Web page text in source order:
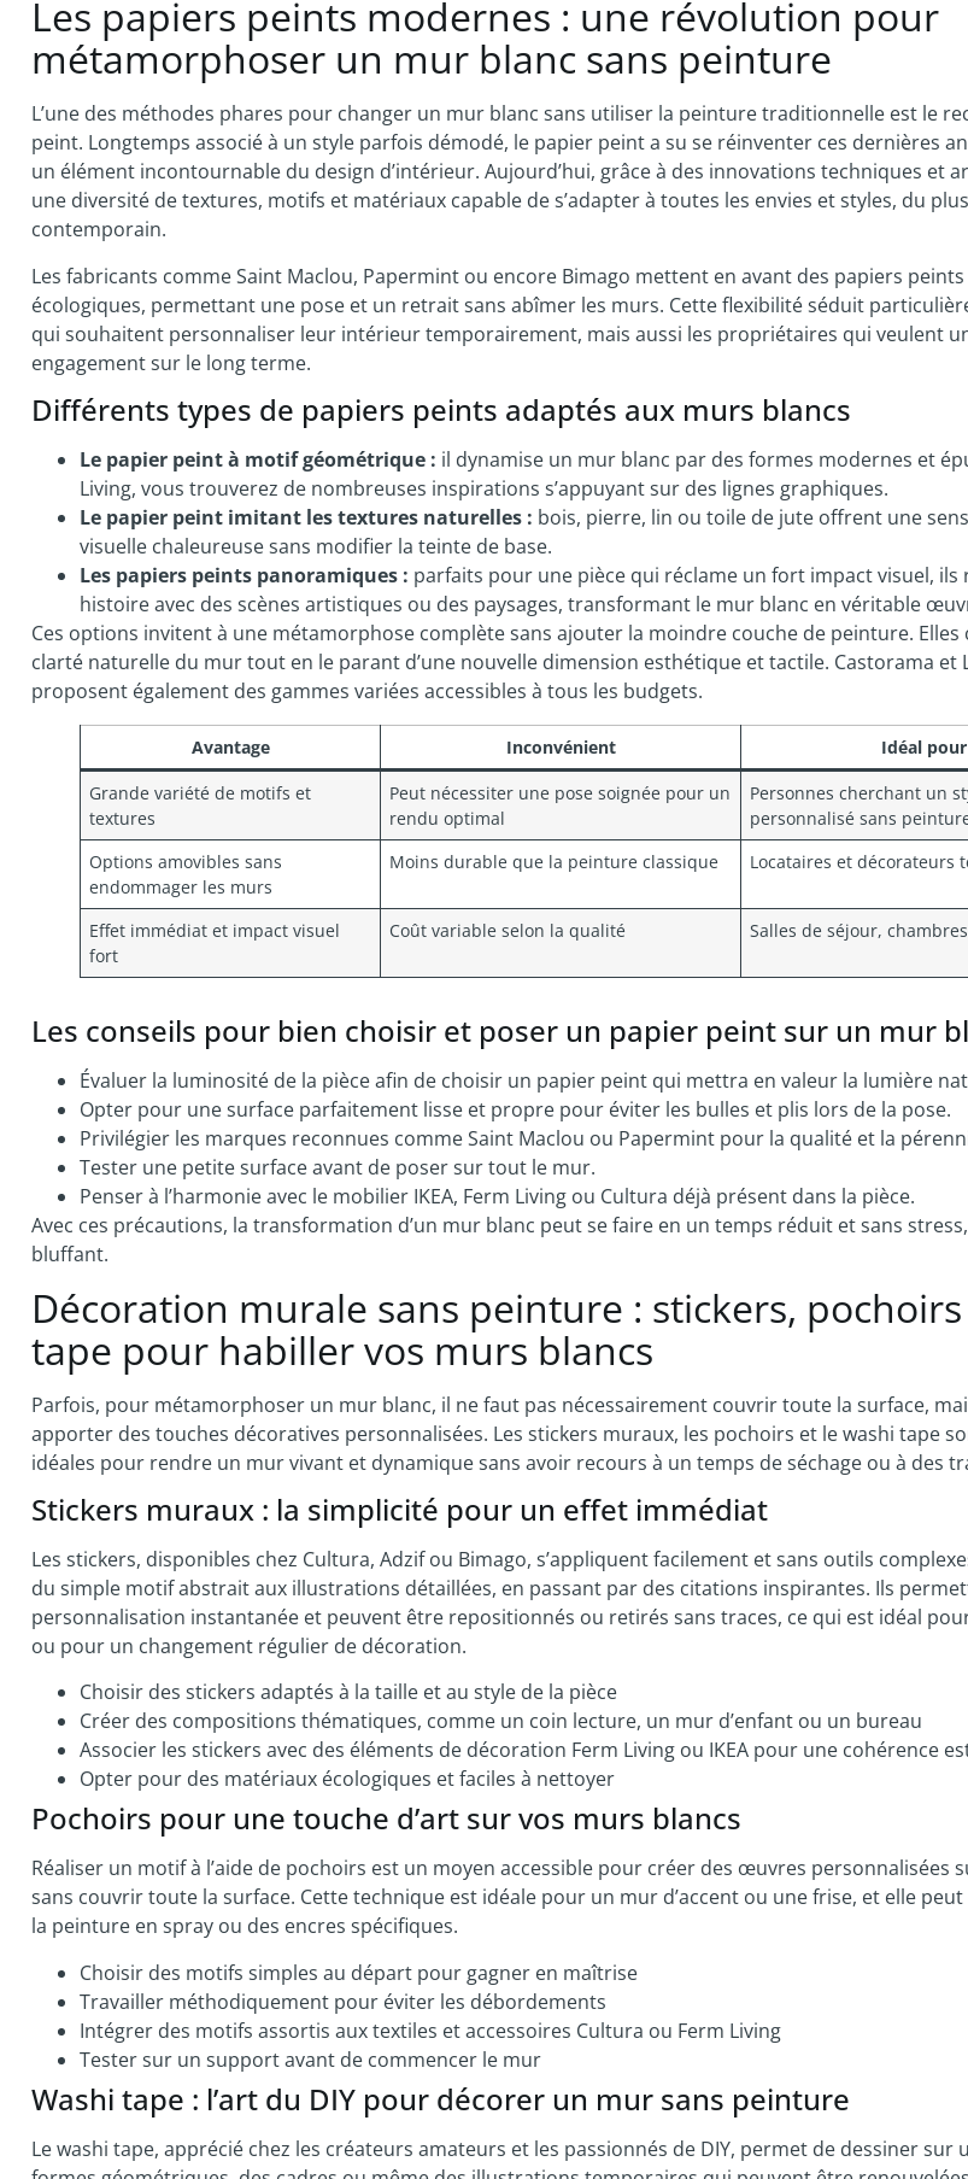
Les papiers peints modernes : une révolution pour
métamorphoser un mur blanc sans peinture
L’une des méthodes phares pour changer un mur blanc sans utiliser la peinture traditionnelle est le
peint. Longtemps associé à un style parfois démodé, le papier peint a su se réinventer ces dernières
un élément incontournable du design d’intérieur. Aujourd’hui, grâce à des innovations techniques et
une diversité de textures, motifs et matériaux capable de s’adapter à toutes les envies et styles, du
contemporain.
Les fabricants comme Saint Maclou, Papermint ou encore Bimago mettent en avant des papiers
écologiques, permettant une pose et un retrait sans abîmer les murs. Cette flexibilité séduit
qui souhaitent personnaliser leur intérieur temporairement, mais aussi les propriétaires qui veulent
engagement sur le long terme.
Différents types de papiers peints adaptés aux murs blancs
Le papier peint à motif géométrique : il dynamise un mur blanc par des formes modernes et
Living, vous trouverez de nombreuses inspirations s’appuyant sur des lignes graphiques.
Le papier peint imitant les textures naturelles : bois, pierre, lin ou toile de jute offrent une
visuelle chaleureuse sans modifier la teinte de base.
Les papiers peints panoramiques : parfaits pour une pièce qui réclame un fort impact visuel,
histoire avec des scènes artistiques ou des paysages, transformant le mur blanc en véritable
Ces options invitent à une métamorphose complète sans ajouter la moindre couche de peinture. Elles
clarté naturelle du mur tout en le parant d’une nouvelle dimension esthétique et tactile. Castorama et
proposent également des gammes variées accessibles à tous les budgets.
Avantage Inconvénient
Idéal pour
Grande variété de motifs et
textures
Peut nécessiter une pose soignée pour un
rendu optimal
Personnes cherchant un
personnalisé sans
Options amovibles sans
endommager les murs
Moins durable que la peinture classique Locataires et décorateurs
Effet immédiat et impact visuel
fort
Coût variable selon la qualité Salles de séjour,
Les conseils pour bien choisir et poser un papier peint sur un mur
Évaluer la luminosité de la pièce afin de choisir un papier peint qui mettra en valeur la lumière
Opter pour une surface parfaitement lisse et propre pour éviter les bulles et plis lors de la pose.
Privilégier les marques reconnues comme Saint Maclou ou Papermint pour la qualité et la
Tester une petite surface avant de poser sur tout le mur.
Penser à l’harmonie avec le mobilier IKEA, Ferm Living ou Cultura déjà présent dans la pièce.
Avec ces précautions, la transformation d’un mur blanc peut se faire en un temps réduit et sans
bluffant.
Décoration murale sans peinture : stickers,
tape pour habiller vos murs blancs
Parfois, pour métamorphoser un mur blanc, il ne faut pas nécessairement couvrir toute la surface,
apporter des touches décoratives personnalisées. Les stickers muraux, les pochoirs et le washi tape
idéales pour rendre un mur vivant et dynamique sans avoir recours à un temps de séchage ou à des
Stickers muraux : la simplicité pour un effet immédiat
Les stickers, disponibles chez Cultura, Adzif ou Bimago, s’appliquent facilement et sans outils
du simple motif abstrait aux illustrations détaillées, en passant par des citations inspirantes. Ils
personnalisation instantanée et peuvent être repositionnés ou retirés sans traces, ce qui est idéal
ou pour un changement régulier de décoration.
Choisir des stickers adaptés à la taille et au style de la pièce
Créer des compositions thématiques, comme un coin lecture, un mur d’enfant ou un bureau
Associer les stickers avec des éléments de décoration Ferm Living ou IKEA pour une cohérence
Opter pour des matériaux écologiques et faciles à nettoyer
Pochoirs pour une touche d’art sur vos murs blancs
Réaliser un motif à l’aide de pochoirs est un moyen accessible pour créer des œuvres personnalisées
sans couvrir toute la surface. Cette technique est idéale pour un mur d’accent ou une frise, et elle
la peinture en spray ou des encres spécifiques.
Choisir des motifs simples au départ pour gagner en maîtrise
Travailler méthodiquement pour éviter les débordements
Intégrer des motifs assortis aux textiles et accessoires Cultura ou Ferm Living
Tester sur un support avant de commencer le mur
Washi tape : l’art du DIY pour décorer un mur sans peinture
Le washi tape, apprécié chez les créateurs amateurs et les passionnés de DIY, permet de dessiner sur